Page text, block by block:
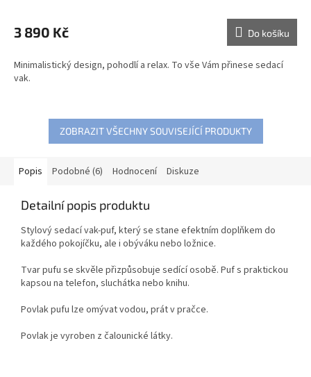
3 890 Kč Do košíku
Minimalistický design, pohodlí a relax. To vše Vám přinese sedací
vak.
ZOBRAZIT VŠECHNY SOUVISEJÍCÍ PRODUKTY
Popis Podobné (6) Hodnocení Diskuze
Detailní popis produktu
Stylový sedací vak-puf, který se stane efektním doplňkem do
každého pokojíčku, ale i obýváku nebo ložnice.
Tvar pufu se skvěle přizpůsobuje sedící osobě. Puf s praktickou
kapsou na telefon, sluchátka nebo knihu.
Povlak pufu lze omývat vodou, prát v pračce.
Povlak je vyroben z čalounické látky.